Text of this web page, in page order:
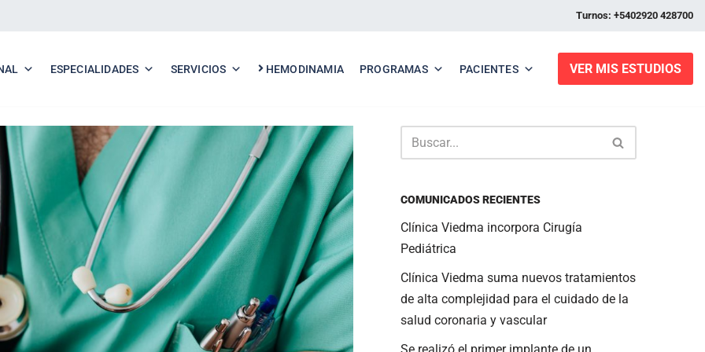
Turnos: +5402920 428700
ESPECIALIDADES SERVICIOS HEMODINAMIA PROGRAMAS PACIENTES VER MIS ESTUDIOS
COMUNICADOS RECIENTES
Clínica Viedma incorpora Cirugía
Pediátrica
Clínica Viedma suma nuevos tratamientos
de alta complejidad para el cuidado de la
salud coronaria y vascular